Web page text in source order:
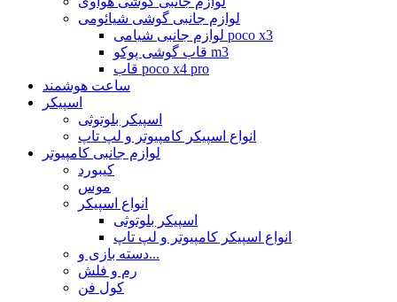
لوازم جانبی گوشی شیائومی
لوازم جانبی شیامی poco x3
قاب گوشی پوکو m3
قاب poco x4 pro
ساعت هوشمند
اسپیکر
اسپیکر بلوتوثی
انواع اسپیکر کامپیوتر و لپ تاپ
لوازم جانبی کامپیوتر
کیبورد
موس
انواع اسپیکر
اسپیکر بلوتوثی
انواع اسپیکر کامپیوتر و لپ تاپ
دسته بازی و...
رم و فلش
کول فن